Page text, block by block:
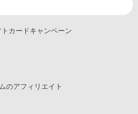
カードキャンペーン
のアフィリエイト